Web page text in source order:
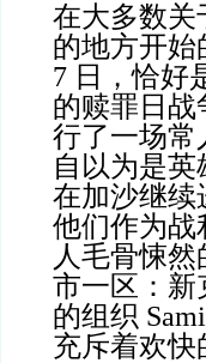
在大多数关
的地方开始
7 日，恰好
的赎罪日战
行了一场常
自以为是
在加沙继续
他们作为战
人毛骨悚
市一区：新
的组织
充斥着欢快